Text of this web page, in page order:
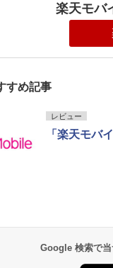
楽天モバ
すめ記事
レビュー
「楽天モバ
Google 検索で当